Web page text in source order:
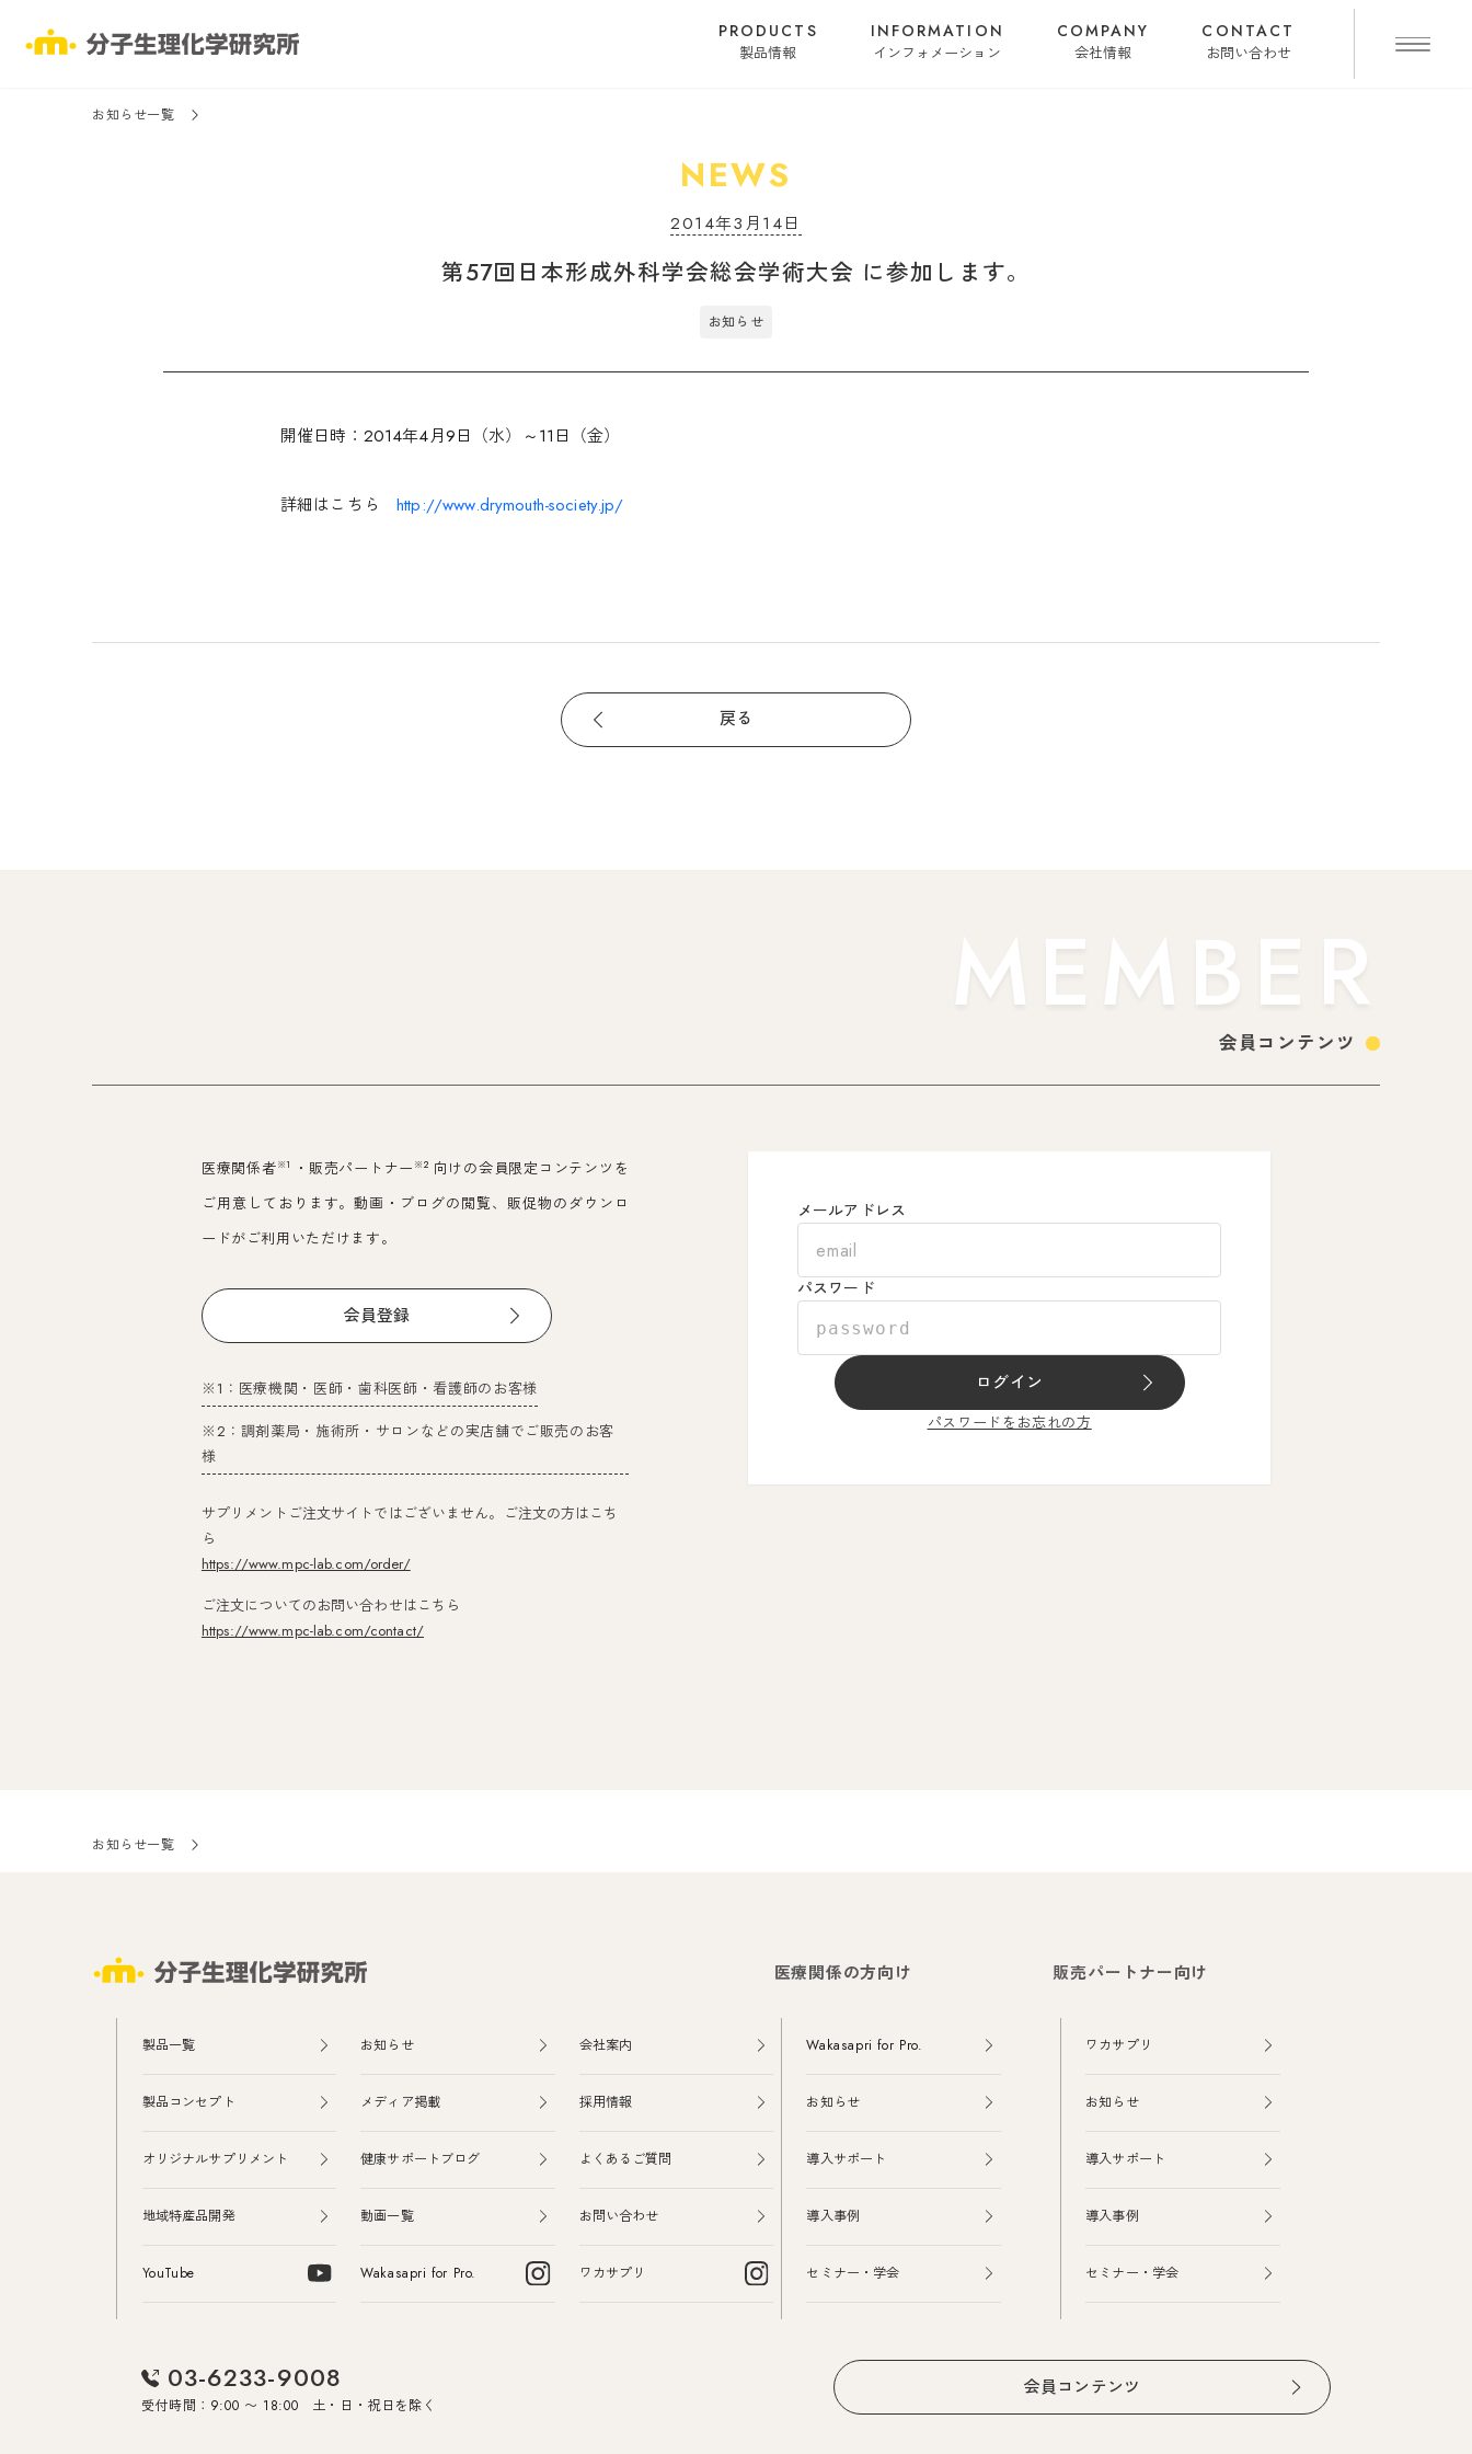
PRODUCTS
製品情報
INFORMATION
インフォメーション
COMPANY
会社情報
CONTACT
お問い合わせ
お知らせ一覧
NEWS
2014年3月14日
第57回日本形成外科学会総会学術大会 に参加します。
お知らせ
開催日時：2014年4月9日（水）～11日（金）
詳細はこちらhttp://www.drymouth-society.jp/
戻る
MEMBER
会員コンテンツ
医療関係者※1 ・販売パートナー ※2 向けの会員限定コンテンツを
ご用意しております。動画・ブログの閲覧、販促物のダウンロ
ードがご利用いただけます。
会員登録
※1：医療機関・医師・歯科医師・看護師のお客様
※2：調剤薬局・施術所・サロンなどの実店舗でご販売のお客
様
サプリメントご注文サイトではございません。ご注文の方はこち
ら
https://www.mpc-lab.com/order/
ご注文についてのお問い合わせはこちら
https://www.mpc-lab.com/contact/
メールアドレス
パスワード
ログイン
パスワードをお忘れの方
お知らせ一覧
製品一覧
製品コンセプト
オリジナルサプリメント
地域特産品開発
YouTube
お知らせ
メディア掲載
健康サポートブログ
動画一覧
Wakasapri for Pro.
会社案内
採用情報
よくあるご質問
お問い合わせ
ワカサプリ
医療関係の方向け
Wakasapri for Pro.
お知らせ
導入サポート
導入事例
セミナー・学会
販売パートナー向け
ワカサプリ
お知らせ
導入サポート
導入事例
セミナー・学会
03-6233-9008
受付時間：9:00 〜 18:00 土・日・祝日を除く
会員コンテンツ